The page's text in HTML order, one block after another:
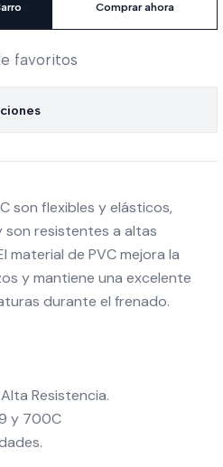
Comprar ahora
favoritos
son flexibles y elásticos,
son resistentes a altas
material de PVC mejora la
y mantiene una excelente
durante el frenado.
Resistencia.
y 700C